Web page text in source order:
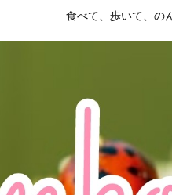
食べて、歩いて、の